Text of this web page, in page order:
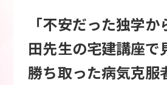
「不安だった独学
田先生の宅建講座で
勝ち取った病気克服